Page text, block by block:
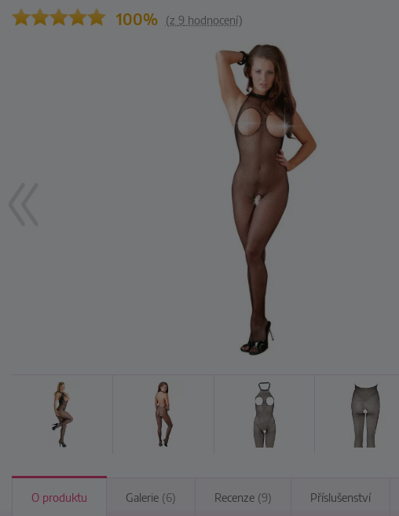
100% (z 9 hodnocení)
O produktu Galerie (6) Recenze (9) Příslušenství